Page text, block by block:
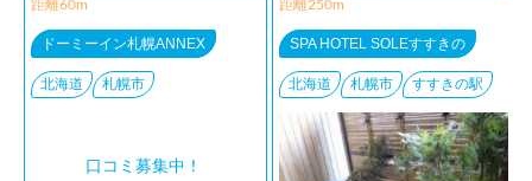
距離60m
ドーミーイン札幌ANNEX
北海道 札幌市
口コミ募集中！
距離250m
SPA HOTEL SOLEすすきの
北海道 札幌市 すすきの駅